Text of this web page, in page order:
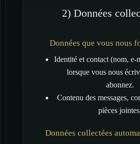
2) Données
Données que vous nous
Identité et contact (nom, e-
lorsque vous nous
abonnez.
Contenu des messages,
pièces
Données collectées